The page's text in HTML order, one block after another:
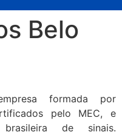
Belo
formada por
pelo MEC, e
de sinais.